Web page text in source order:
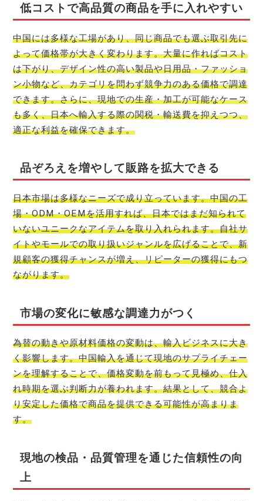
低コストで高品質の商品を手に入れやすい
中国には多様な工場があり、同じ商品でも選ぶ取引先に
よって価格帯が大きく変わります。大量に作ればコスト
は下がり、デザイン性の高い製品や日用品・ファッショ
ン小物など、カテゴリを問わず競争力のある価格で調達
できます。さらに、現地での生産・加工が可能なケース
も多く、日本へ輸入する際の関税・輸送費を抑えつつ、
適正な利益を確保できます。
品ぞろえを増やして販路を拡大できる
日本市場は多様なニーズで成り立っています。中国の工
場・ODM・OEMを活用すれば、日本ではまだ知られて
いないユニークなアイテムを取り入れられます。自社サ
イトやモールでの取り扱いジャンルを広げることで、新
規顧客の獲得チャンスが増え、リピーターの獲得にもつ
ながります。
市場の変化に敏感な調達力がつく
為替の動きや原材料価格の変動は、輸入ビジネスに大き
く影響します。中国輸入を通じて現地のサプライチェー
ンを理解することで、価格変動を前もって見極め、仕入
れ時期を選ぶ判断力が養われます。結果として、競合よ
り安定した価格で商品を提供できる可能性が高まりま
す。
現地の検品・品質管理を通じた信頼性の向
上